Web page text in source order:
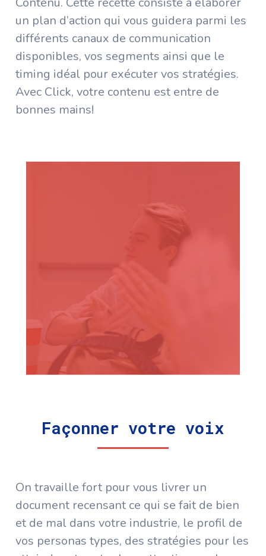
un plan d’action qui vous guidera parmi les
différents canaux de communication
disponibles, vos segments ainsi que le
timing idéal pour exécuter vos stratégies.
Avec Click, votre contenu est entre de
bonnes mains!
Façonner votre voix
On travaille fort pour vous livrer un
document recensant ce qui se fait de bien
et de mal dans votre industrie, le profil de
vos personas types, des stratégies pour les